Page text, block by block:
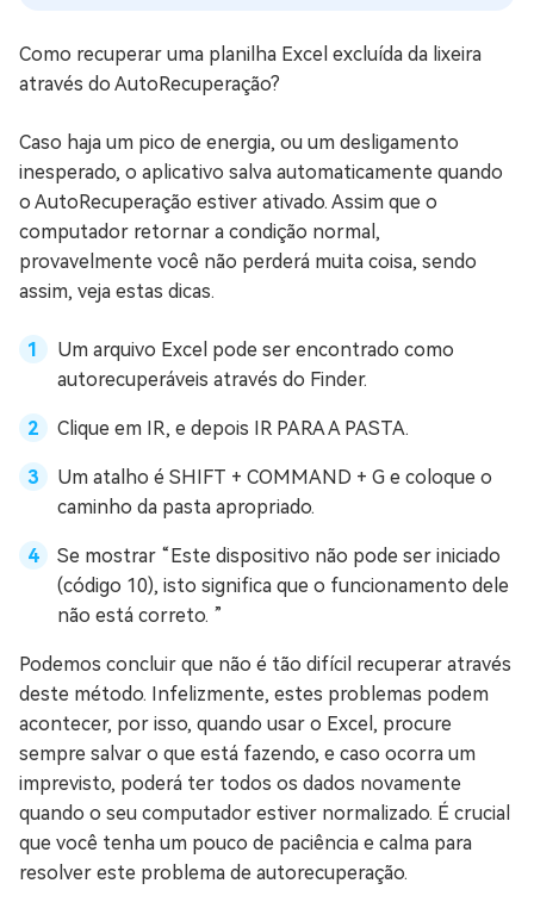
Como recuperar uma planilha Excel excluída da lixeira
através do AutoRecuperação?
Caso haja um pico de energia, ou um desligamento
inesperado, o aplicativo salva automaticamente quando
o AutoRecuperação estiver ativado. Assim que o
computador retornar a condição normal,
provavelmente você não perderá muita coisa, sendo
assim, veja estas dicas.
Um arquivo Excel pode ser encontrado como
autorecuperáveis através do Finder.
Clique em IR, e depois IR PARA A PASTA.
Um atalho é SHIFT + COMMAND + G e coloque o
caminho da pasta apropriado.
Se mostrar “Este dispositivo não pode ser iniciado
(código 10), isto significa que o funcionamento dele
não está correto. ”
Podemos concluir que não é tão difícil recuperar através
deste método. Infelizmente, estes problemas podem
acontecer, por isso, quando usar o Excel, procure
sempre salvar o que está fazendo, e caso ocorra um
imprevisto, poderá ter todos os dados novamente
quando o seu computador estiver normalizado. É crucial
que você tenha um pouco de paciência e calma para
resolver este problema de autorecuperação.